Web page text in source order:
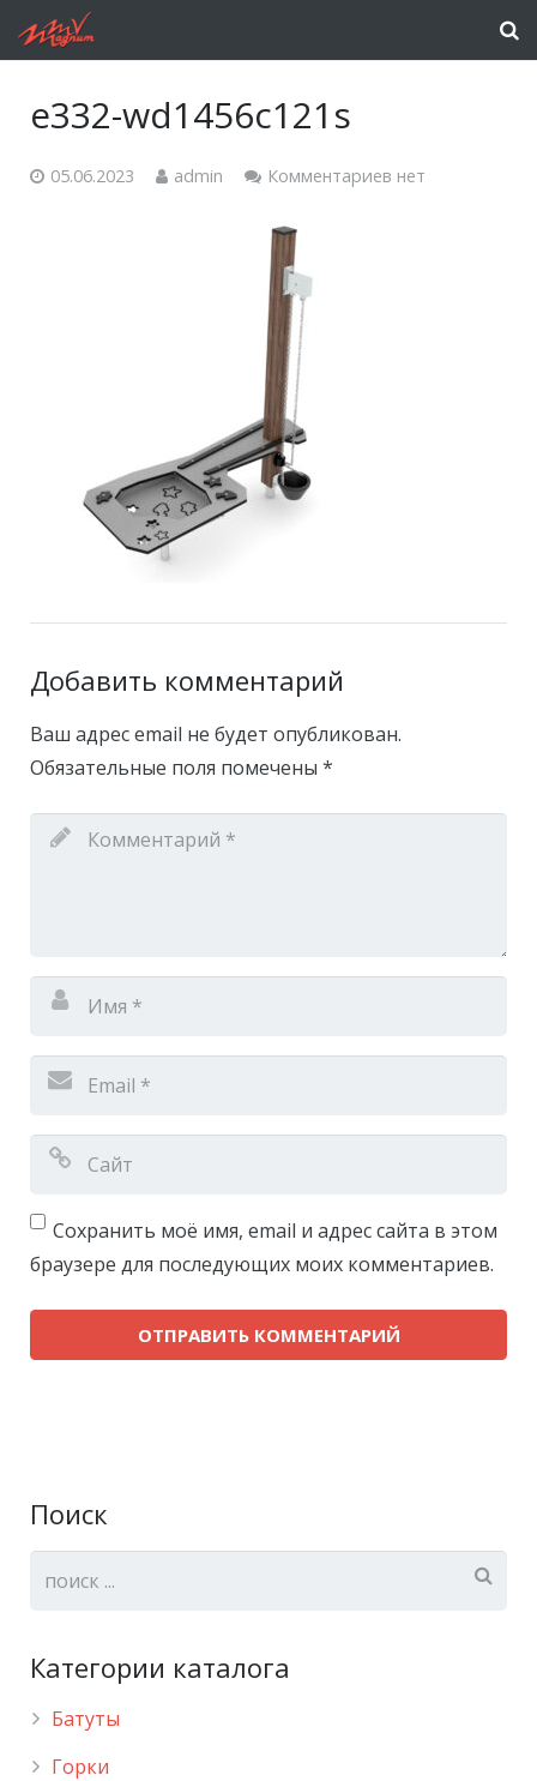
e332-wd1456c121s
05.06.2023 admin Комментариев нет
Добавить комментарий
Ваш адрес email не будет опубликован.
Обязательные поля помечены *
Сохранить моё имя, email и адрес сайта в этом
браузере для последующих моих комментариев.
Поиск
Категории каталога
Батуты
Горки